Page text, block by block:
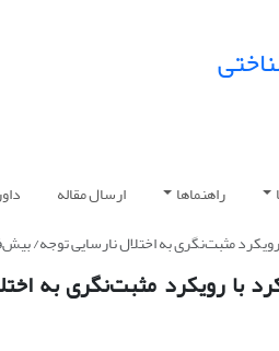
راهنماها ارسال مقاله
مثبت‌نگری به اختلال نارسایی توجه/
با رویکرد مثبت‌نگری به